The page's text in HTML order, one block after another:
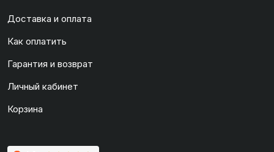
Доставка и оплата
Как оплатить
Гарантия и возврат
Личный кабинет
Корзина